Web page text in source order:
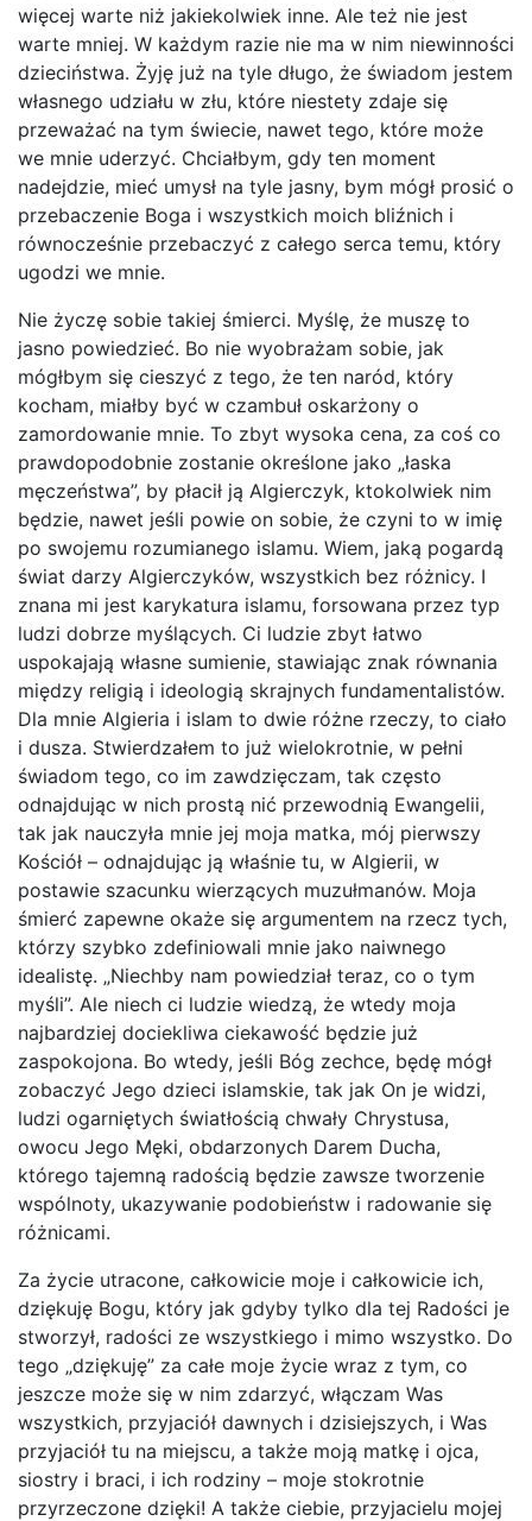
więcej warte niż jakiekolwiek inne. Ale też nie jest
warte mniej. W każdym razie nie ma w nim niewinności
dzieciństwa. Żyję już na tyle długo, że świadom jestem
własnego udziału w złu, które niestety zdaje się
przeważać na tym świecie, nawet tego, które może
we mnie uderzyć. Chciałbym, gdy ten moment
nadejdzie, mieć umysł na tyle jasny, bym mógł prosić o
przebaczenie Boga i wszystkich moich bliźnich i
równocześnie przebaczyć z całego serca temu, który
ugodzi we mnie.
Nie życzę sobie takiej śmierci. Myślę, że muszę to
jasno powiedzieć. Bo nie wyobrażam sobie, jak
mógłbym się cieszyć z tego, że ten naród, który
kocham, miałby być w czambuł oskarżony o
zamordowanie mnie. To zbyt wysoka cena, za coś co
prawdopodobnie zostanie określone jako „łaska
męczeństwa”, by płacił ją Algierczyk, ktokolwiek nim
będzie, nawet jeśli powie on sobie, że czyni to w imię
po swojemu rozumianego islamu. Wiem, jaką pogardą
świat darzy Algierczyków, wszystkich bez różnicy. I
znana mi jest karykatura islamu, forsowana przez typ
ludzi dobrze myślących. Ci ludzie zbyt łatwo
uspokajają własne sumienie, stawiając znak równania
między religią i ideologią skrajnych fundamentalistów.
Dla mnie Algieria i islam to dwie różne rzeczy, to ciało
i dusza. Stwierdzałem to już wielokrotnie, w pełni
świadom tego, co im zawdzięczam, tak często
odnajdując w nich prostą nić przewodnią Ewangelii,
tak jak nauczyła mnie jej moja matka, mój pierwszy
Kościół – odnajdując ją właśnie tu, w Algierii, w
postawie szacunku wierzących muzułmanów. Moja
śmierć zapewne okaże się argumentem na rzecz tych,
którzy szybko zdefiniowali mnie jako naiwnego
idealistę. „Niechby nam powiedział teraz, co o tym
myśli”. Ale niech ci ludzie wiedzą, że wtedy moja
najbardziej dociekliwa ciekawość będzie już
zaspokojona. Bo wtedy, jeśli Bóg zechce, będę mógł
zobaczyć Jego dzieci islamskie, tak jak On je widzi,
ludzi ogarniętych światłością chwały Chrystusa,
owocu Jego Męki, obdarzonych Darem Ducha,
którego tajemną radością będzie zawsze tworzenie
wspólnoty, ukazywanie podobieństw i radowanie się
różnicami.
Za życie utracone, całkowicie moje i całkowicie ich,
dziękuję Bogu, który jak gdyby tylko dla tej Radości je
stworzył, radości ze wszystkiego i mimo wszystko. Do
tego „dziękuję” za całe moje życie wraz z tym, co
jeszcze może się w nim zdarzyć, włączam Was
wszystkich, przyjaciół dawnych i dzisiejszych, i Was
przyjaciół tu na miejscu, a także moją matkę i ojca,
siostry i braci, i ich rodziny – moje stokrotnie
przyrzeczone dzięki! A także ciebie, przyjacielu mojej